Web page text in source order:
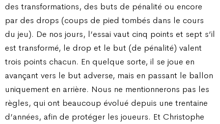
des transformations, des buts de pénalité ou encore
par des drops (coups de pied tombés dans le cours
du jeu). De nos jours, l’essai vaut cinq points et sept s’il
est transformé, le drop et le but (de pénalité) valent
trois points chacun. En quelque sorte, il se joue en
avançant vers le but adverse, mais en passant le ballon
uniquement en arrière. Nous ne mentionnerons pas les
règles, qui ont beaucoup évolué depuis une trentaine
d’années, afin de protéger les joueurs. Et Christophe